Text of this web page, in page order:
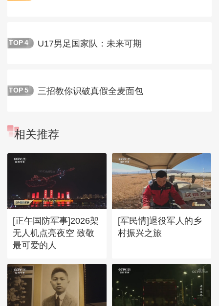
TOP 4 U17男足国家队：未来可期
TOP 5 三招教你识破真假全麦面包
相关推荐
[正午国防军事]2026架
无人机点亮夜空 致敬
最可爱的人
[军民情]退役军人的乡
村振兴之旅